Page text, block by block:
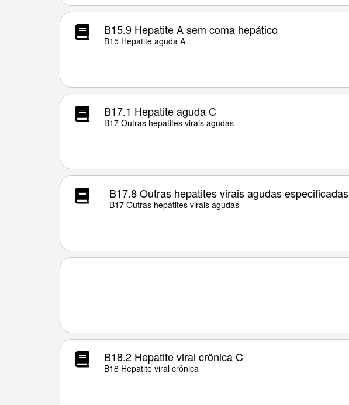
B15.9 Hepatite A sem coma hepático
B15 Hepatite aguda A
B17.1 Hepatite aguda C
B17 Outras hepatites virais agudas
B17.8 Outras hepatites virais agudas especificadas
B17 Outras hepatites virais agudas
B18.2 Hepatite viral crônica C
B18 Hepatite viral crônica